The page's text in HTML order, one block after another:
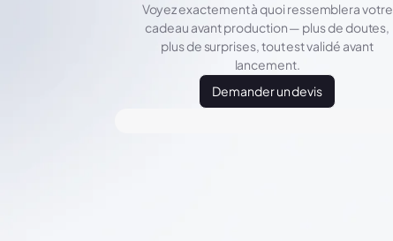
Voyez exactement à quoi ressemblera votre
cadeau avant production — plus de doutes,
plus de surprises, tout est validé avant
lancement.
Demander un devis